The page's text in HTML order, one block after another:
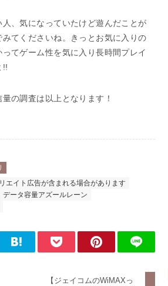
人、気になっていたけど遊んだことが
てくださいね。きっとお気に入りの
てゲーム性を気に入り長時間プレイ
!!
の調査は以上となります！
エイト広告が含まれる場合があります
データ容量アズールレーン
【ジェイコムのWiMAXっ